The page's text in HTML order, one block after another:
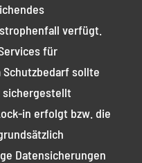
verfügt.
für
sollte
sichergestellt
in erfolgt bzw. die
Datensicherungen